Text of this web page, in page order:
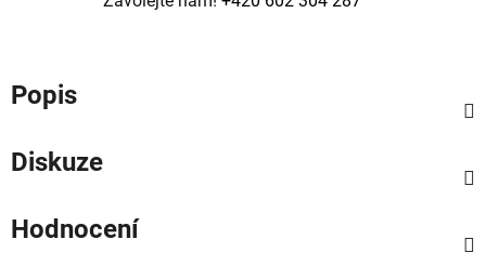
Popis
Diskuze
Hodnocení